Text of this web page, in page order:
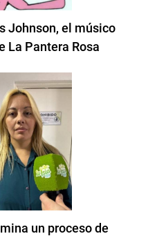
Johnson, el músico
La Pantera Rosa
un proceso de